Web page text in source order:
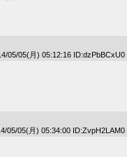
05/05(月) 05:12:16 ID:dzPbBCxU0
05/05(月) 05:34:00 ID:ZvpH2LAM0